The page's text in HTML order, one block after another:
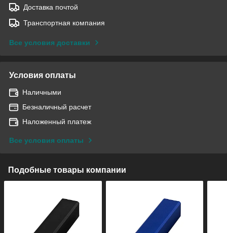
Доставка почтой
Транспортная компания
Все условия доставки
Условия оплаты
Наличными
Безналичный расчет
Наложенный платеж
Все условия оплаты
Подобные товары компании